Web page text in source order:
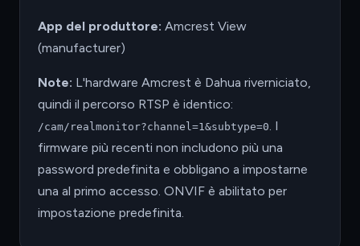
App del produttore: Amcrest View
(manufacturer)
Note: L'hardware Amcrest è Dahua riverniciato,
quindi il percorso RTSP è identico:
/cam/realmonitor?channel=1&subtype=0. I
firmware più recenti non includono più una
password predefinita e obbligano a impostarne
una al primo accesso. ONVIF è abilitato per
impostazione predefinita.